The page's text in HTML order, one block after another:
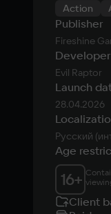
Action
Publisher
Fireshine
Developer
Evil Raptor
Launch
28.04.2026
Русский
Age
16+
Client